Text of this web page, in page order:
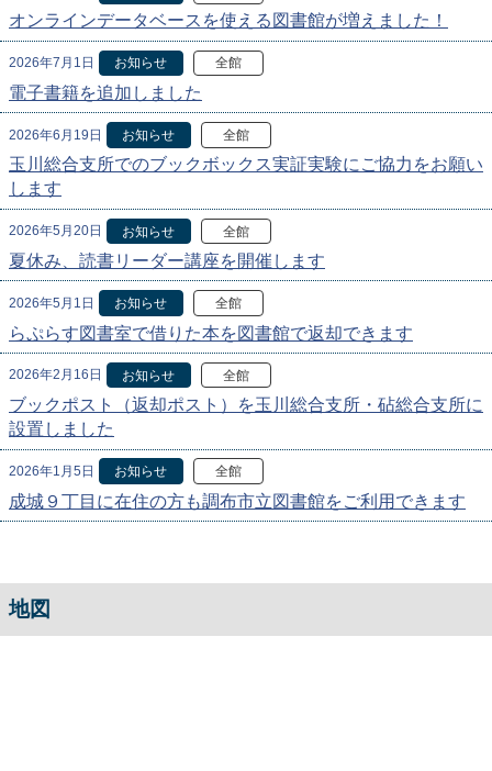
オンラインデータベースを使える図書館が増えました！
2026年7月1日 お知らせ 全館
電子書籍を追加しました
2026年6月19日 お知らせ 全館
玉川総合支所でのブックボックス実証実験にご協力をお願い
します
2026年5月20日 お知らせ 全館
夏休み、読書リーダー講座を開催します
2026年5月1日 お知らせ 全館
らぷらす図書室で借りた本を図書館で返却できます
2026年2月16日 お知らせ 全館
ブックポスト（返却ポスト）を玉川総合支所・砧総合支所に
設置しました
2026年1月5日 お知らせ 全館
成城９丁目に在住の方も調布市立図書館をご利用できます
地図